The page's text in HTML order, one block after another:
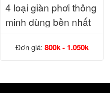
4 loại giàn phơi thông
minh dùng bền nhất
Đơn giá: 800k - 1.050k